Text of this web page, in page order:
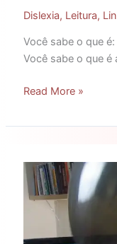
Dislexia, Leitura,
Você sabe o que
Você sabe o que é
Read More »
É
hoje!
Black
na